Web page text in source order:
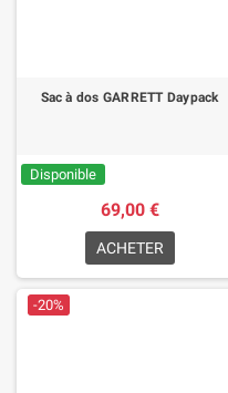
Sac à dos GARRETT Daypack
Disponible
69,00 €
ACHETER
-20%